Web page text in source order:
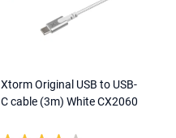
Xtorm Original USB to USB-
C cable (3m) White CX2060